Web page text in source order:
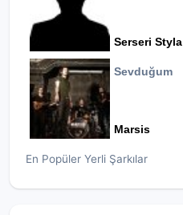
Serseri Styla
Sevduğum
Marsis
En Popüler Yerli Şarkılar